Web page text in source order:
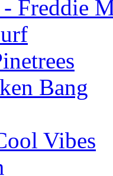
Freddie
Bang
Vibes